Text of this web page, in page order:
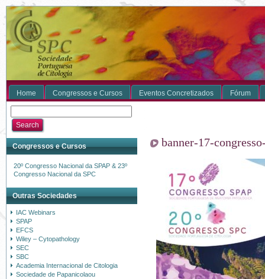
Home Congressos e Cursos Eventos Concretizados Fórum
Congressos e Cursos
20º Congresso Nacional da SPAP & 23º
Congresso Nacional da SPC
Outras Sociedades
IAC Webinars
SPAP
EFCS
Wiley – Cytopathology
SEC
SBC
Academia Internacional de Citologia
Sociedade de Papanicolaou
banner-17-